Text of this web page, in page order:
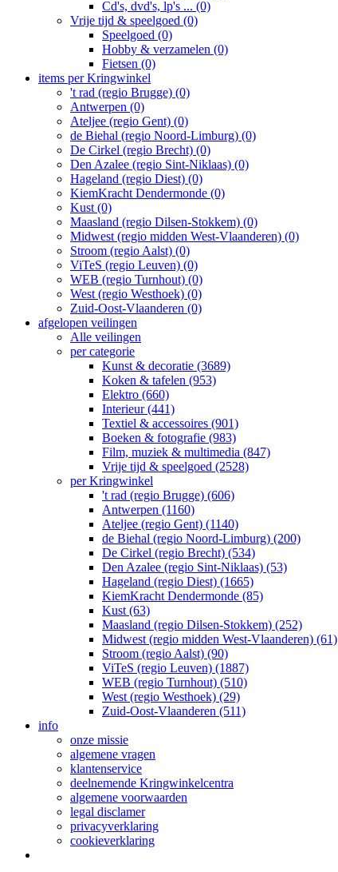
Cd's, dvd's, lp's ... (0)
Vrije tijd & speelgoed (0)
Speelgoed (0)
Hobby & verzamelen (0)
Fietsen (0)
items per Kringwinkel
't rad (regio Brugge) (0)
Antwerpen (0)
Ateljee (regio Gent) (0)
de Biehal (regio Noord-Limburg) (0)
De Cirkel (regio Brecht) (0)
Den Azalee (regio Sint-Niklaas) (0)
Hageland (regio Diest) (0)
KiemKracht Dendermonde (0)
Kust (0)
Maasland (regio Dilsen-Stokkem) (0)
Midwest (regio midden West-Vlaanderen) (0)
Stroom (regio Aalst) (0)
ViTeS (regio Leuven) (0)
WEB (regio Turnhout) (0)
West (regio Westhoek) (0)
Zuid-Oost-Vlaanderen (0)
afgelopen veilingen
Alle veilingen
per categorie
Kunst & decoratie (3689)
Koken & tafelen (953)
Elektro (660)
Interieur (441)
Textiel & accessoires (901)
Boeken & fotografie (983)
Film, muziek & multimedia (847)
Vrije tijd & speelgoed (2528)
per Kringwinkel
't rad (regio Brugge) (606)
Antwerpen (1160)
Ateljee (regio Gent) (1140)
de Biehal (regio Noord-Limburg) (200)
De Cirkel (regio Brecht) (534)
Den Azalee (regio Sint-Niklaas) (53)
Hageland (regio Diest) (1665)
KiemKracht Dendermonde (85)
Kust (63)
Maasland (regio Dilsen-Stokkem) (252)
Midwest (regio midden West-Vlaanderen) (61)
Stroom (regio Aalst) (90)
ViTeS (regio Leuven) (1887)
WEB (regio Turnhout) (510)
West (regio Westhoek) (29)
Zuid-Oost-Vlaanderen (511)
info
onze missie
algemene vragen
klantenservice
deelnemende Kringwinkelcentra
algemene voorwaarden
legal disclamer
privacyverklaring
cookieverklaring